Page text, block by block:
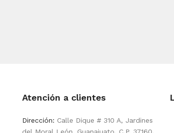
Atención a clientes
Dirección: Calle Dique # 310 A, Jardines
del Moral León, Guanajuato. C.P. 37160.